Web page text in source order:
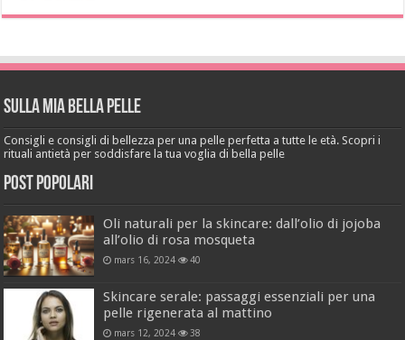
Sulla mia bella pelle
Consigli e consigli di bellezza per una pelle perfetta a tutte le età. Scopri i
rituali antietà per soddisfare la tua voglia di bella pelle
Post popolari
Oli naturali per la skincare: dall’olio di jojoba
all’olio di rosa mosqueta
mars 16, 2024 40
Skincare serale: passaggi essenziali per una
pelle rigenerata al mattino
mars 12, 2024 38